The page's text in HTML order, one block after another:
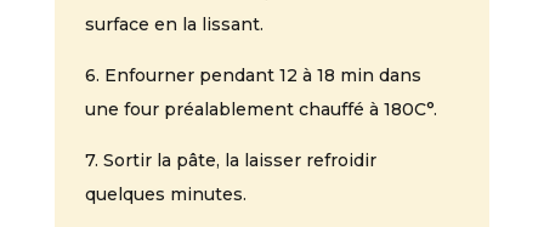
surface en la lissant.
6. Enfourner pendant 12 à 18 min dans
une four préalablement chauffé à 180C°.
7. Sortir la pâte, la laisser refroidir
quelques minutes.